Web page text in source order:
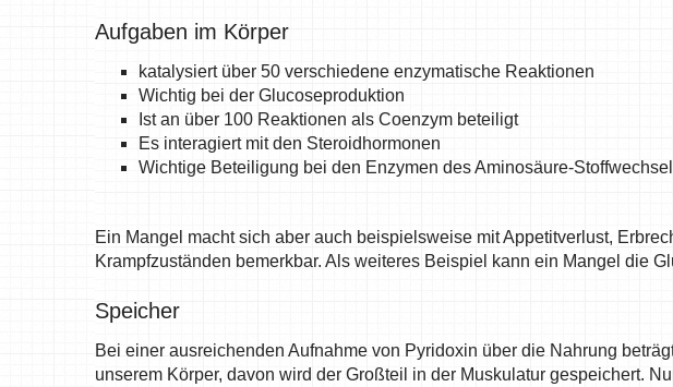
Aufgaben im Körper
katalysiert über 50 verschiedene enzymatische Reaktionen
Wichtig bei der Glucoseproduktion
Ist an über 100 Reaktionen als Coenzym beteiligt
Es interagiert mit den Steroidhormonen
Wichtige Beteiligung bei den Enzymen des Aminosäure-
Ein Mangel macht sich aber auch beispielsweise mit Appetitverlust,
Krampfzuständen bemerkbar. Als weiteres Beispiel kann ein Mangel die
Speicher
Bei einer ausreichenden Aufnahme von Pyridoxin über die Nahrung
unserem Körper, davon wird der Großteil in der Muskulatur gespeichert.